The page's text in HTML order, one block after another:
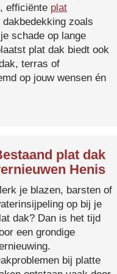
efficiënte plat
zoals
schade op lange
plat dak biedt ook
terras of
op jouw wensen én
plat dak
Henis
je blazen, barsten of
op bij je
dak? Dan is het tijd
een grondige
bij platte